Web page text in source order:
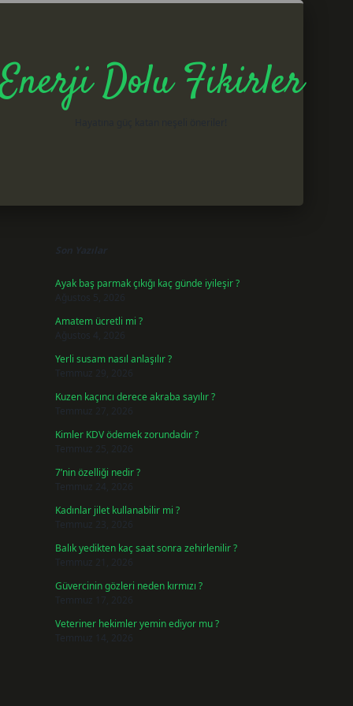
Dolu Fikirler
Son Yazılar
Ayak baş parmak çıkığı kaç günde iyileşir ?
Ağustos 5, 2026
Amatem ücretli mi ?
Ağustos 4, 2026
Yerli susam nasıl anlaşılır ?
Temmuz 29, 2026
Kuzen kaçıncı derece akraba sayılır ?
Temmuz 27, 2026
Kimler KDV ödemek zorundadır ?
Temmuz 25, 2026
7’nin özelliği nedir ?
Temmuz 24, 2026
Kadınlar jilet kullanabilir mi ?
Temmuz 23, 2026
Balık yedikten kaç saat sonra zehirlenilir ?
Temmuz 21, 2026
Güvercinin gözleri neden kırmızı ?
Temmuz 17, 2026
Veteriner hekimler yemin ediyor mu ?
Temmuz 14, 2026